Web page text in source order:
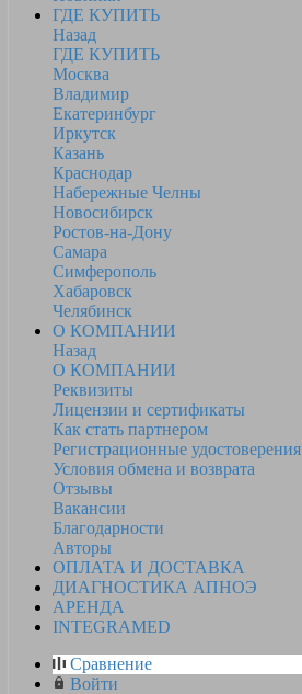
ГДЕ КУПИТЬ
Назад
ГДЕ КУПИТЬ
Москва
Владимир
Екатеринбург
Иркутск
Казань
Краснодар
Набережные Челны
Новосибирск
Ростов-на-Дону
Самара
Симферополь
Хабаровск
Челябинск
О КОМПАНИИ
Назад
О КОМПАНИИ
Реквизиты
Лицензии и сертификаты
Как стать партнером
Регистрационные удостоверения
Условия обмена и возврата
Отзывы
Вакансии
Благодарности
Авторы
ОПЛАТА И ДОСТАВКА
ДИАГНОСТИКА АПНОЭ
АРЕНДА
INTEGRAMED
Сравнение
Войти